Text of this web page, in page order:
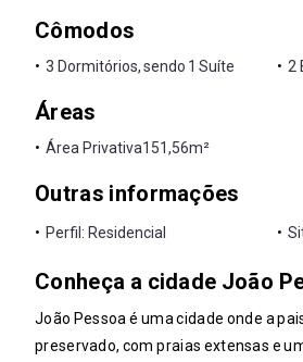
Cômodos
• 3 Dormitórios, sendo 1 Suíte • 2
Áreas
• Área Privativa151,56m²
Outras informações
• Perfil: Residencial •
Conheça a cidade João
João Pessoa é uma cidade onde a
preservado, com praias extensas e